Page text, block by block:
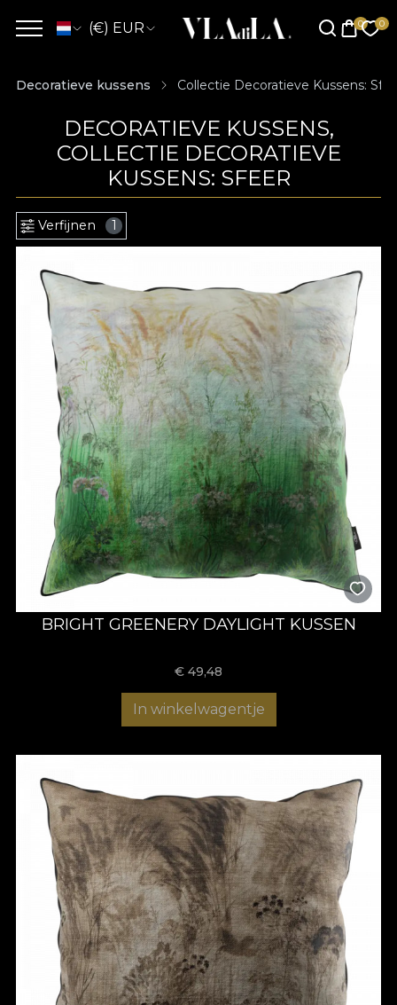
(€) EUR
Decoratieve kussens Collectie Decoratieve Kussens:
DECORATIEVE KUSSENS,
COLLECTIE DECORATIEVE
KUSSENS: SFEER
Verfijnen 1
BRIGHT GREENERY DAYLIGHT KUSSEN
€ 49,48
In winkelwagentje